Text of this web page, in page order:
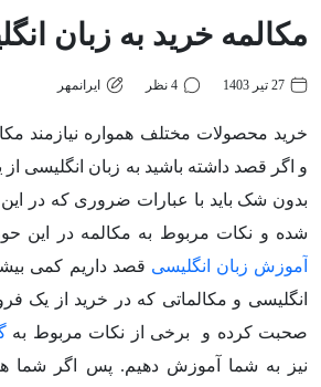
مکالمه خرید به زبان
27 تیر 1403 4 نظر ایرانمهر
خرید محصولات مختلف همواره نیازمند
و اگر قصد داشته باشید به زبان انگلیسی
بدون شک باید با عبارات ضروری که در این
شده و نکات مربوط به مکالمه در این
آموزش زبان انگلیسی قصد داریم کمی
انگلیسی و مکالماتی که در خرید از یک
صحبت کرده و برخی از نکات مربوط به
نیز به شما آموزش دهیم. پس اگر شما